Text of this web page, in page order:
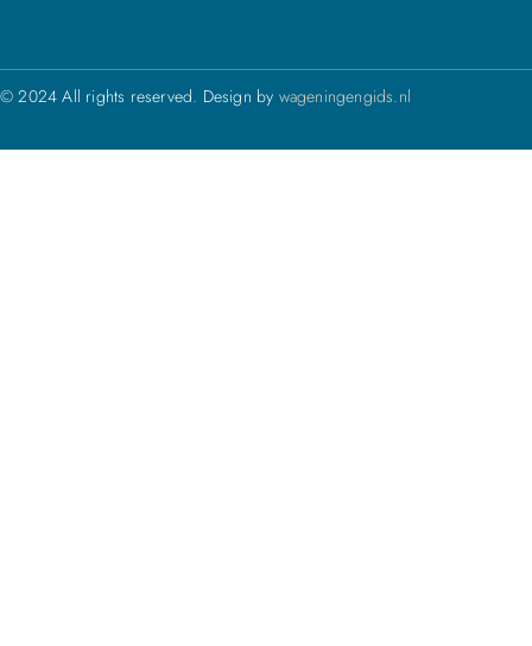
© 2024 All rights reserved. Design by wageningengids.nl